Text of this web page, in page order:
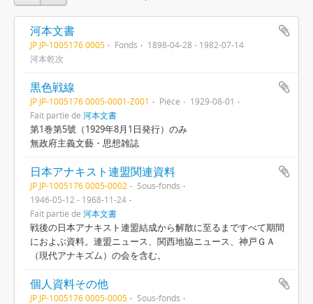
河本文書
JP JP-1005176 0005 Fonds
1898-04-28 - 1982-07-14
河本乾次
黒色戦線
JP JP-1005176 0005-0001-Z001 Pièce
1929-08-01
Fait partie de 河本文書
第1巻第5號（1929年8月1日発行）のみ
無政府主義文藝・思想雑誌
日本アナキスト連盟関連資料
JP JP-1005176 0005-0002
Sous-fonds
1946-05-12 - 1968-11-24
Fait partie de 河本文書
戦後の日本アナキスト連盟結成から解散に至るまですべて期間
におよぶ資料。連盟ニュース、関西地協ニュース、神戸ＧＡ
（現代アナキズム）の会を含む。
個人資料その他
JP JP-1005176 0005-0005
Sous-fonds